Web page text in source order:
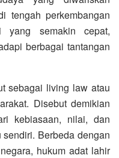
tengah perkembangan
yang semakin cepat,
berbagai tantangan
sebagai living law atau
Disebut demikian
kebiasaan, nilai, dan
Berbeda dengan
hukum adat lahir